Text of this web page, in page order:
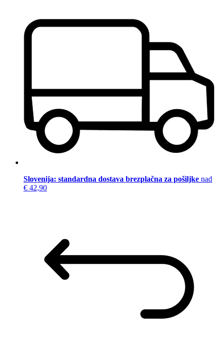
Slovenija: standardna dostava brezplačna za pošiljke nad
€ 42,90